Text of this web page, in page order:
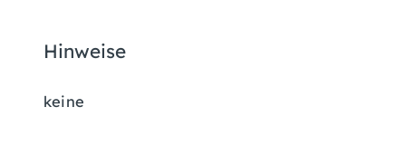
Hinweise
keine